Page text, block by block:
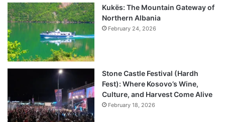
Kukës: The Mountain Gateway of
Northern Albania
February 24, 2026
Stone Castle Festival (Hardh
Fest): Where Kosovo’s Wine,
Culture, and Harvest Come Alive
February 18, 2026